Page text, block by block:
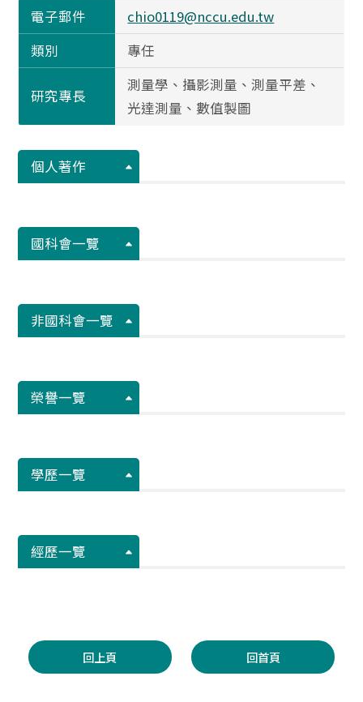
電子郵件
chio0119@nccu.edu.tw
類別
專任
研究專長
測量學、攝影測量、測量平差、
光達測量、數值製圖
個人著作
國科會一覽
非國科會一覽
榮譽一覽
學歷一覽
經歷一覽
回上頁 回首頁